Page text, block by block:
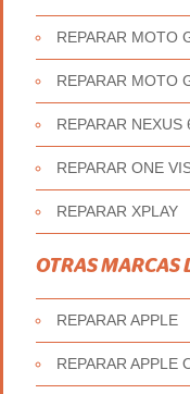
REPARAR MOTO
REPARAR MOTO
REPARAR NEXUS
REPARAR ONE
REPARAR XPLAY
OTRAS MARCAS
REPARAR APPLE
REPARAR APPLE